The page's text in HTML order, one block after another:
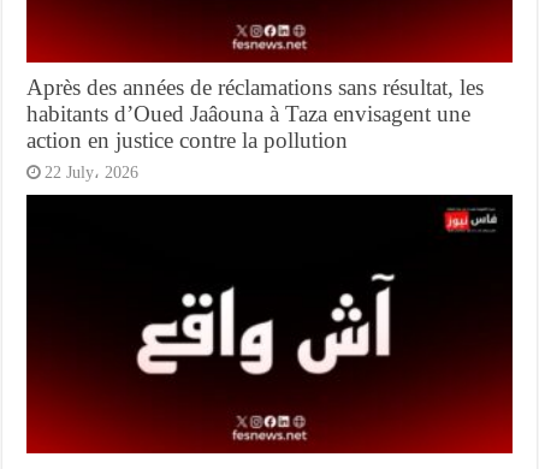
Après des années de réclamations sans résultat, les
habitants d’Oued Jaâouna à Taza envisagent une
action en justice contre la pollution
22 July، 2026